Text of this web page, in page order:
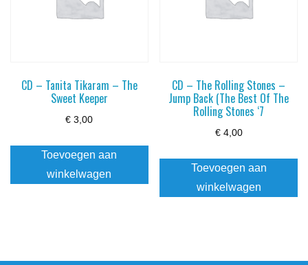
CD – Tanita Tikaram – The
Sweet Keeper
€ 3,00
Toevoegen aan
winkelwagen
CD – The Rolling Stones –
Jump Back (The Best Of The
Rolling Stones ‘7
€4,00
Toevoegen aan
winkelwagen